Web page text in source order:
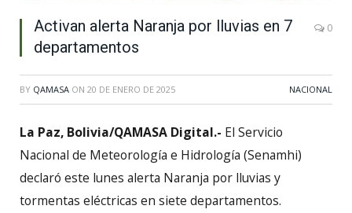
Activan alerta Naranja por lluvias en 7
departamentos
0
BY QAMASA ON 20 DE ENERO DE 2025 NACIONAL
La Paz, Bolivia/QAMASA Digital.- El Servicio
Nacional de Meteorología e Hidrología (Senamhi)
declaró este lunes alerta Naranja por lluvias y
tormentas eléctricas en siete departamentos.